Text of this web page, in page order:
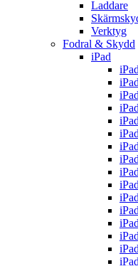
Laddare
Verktyg
Fodral & Skydd
iPad